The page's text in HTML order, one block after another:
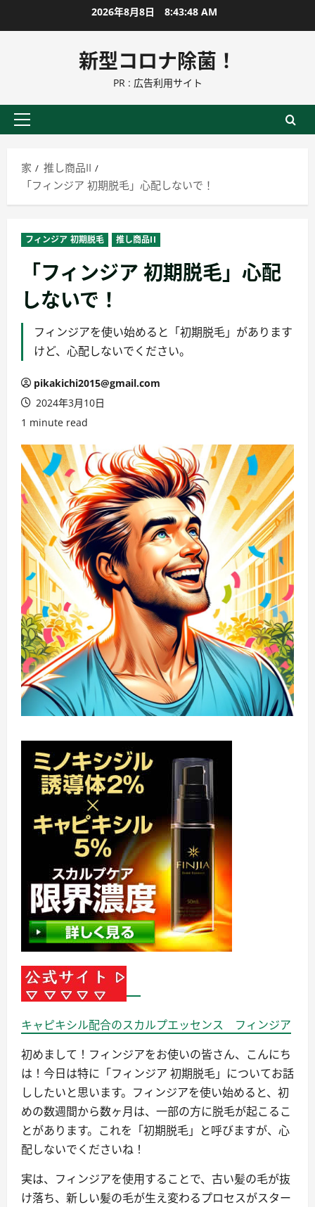
ン
に
2026年8月8日 8:43:49 AM
新型コロナ除菌！
PR : 広告利用サイト
プ
イ
マ
メ
ニ
家
推し商品II
「フィンジア 初期脱毛」心配しないで！
フィンジア 初期脱毛 推し商品II
「フィンジア 初期脱毛」心配
しないで！
フィンジアを使い始めると「初期脱毛」があります
けど、心配しないでください。
pikakichi2015@gmail.com
2024年3月10日
1 minute read
キャピキシル配合のスカルプエッセンス フィンジア
初めまして！フィンジアをお使いの皆さん、こんにち
は！今日は特に「フィンジア 初期脱毛」についてお話
ししたいと思います。フィンジアを使い始めると、初
めの数週間から数ヶ月は、一部の方に脱毛が起こるこ
とがあります。これを「初期脱毛」と呼びますが、心
配しないでくださいね！
実は、フィンジアを使用することで、古い髪の毛が抜
け落ち、新しい髪の毛が生え変わるプロセスがスター